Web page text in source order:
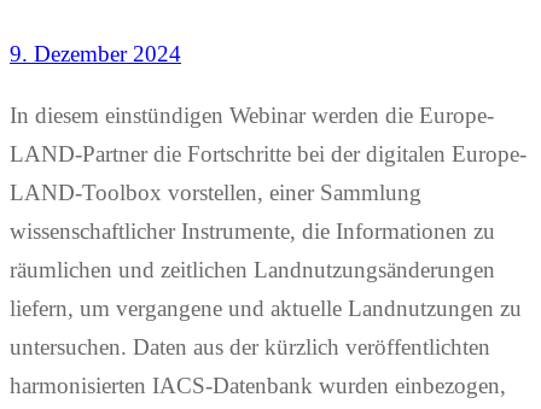
9. Dezember 2024
In diesem einstündigen Webinar werden die Europe-
LAND-Partner die Fortschritte bei der digitalen Europe-
LAND-Toolbox vorstellen, einer Sammlung
wissenschaftlicher Instrumente, die Informationen zu
räumlichen und zeitlichen Landnutzungsänderungen
liefern, um vergangene und aktuelle Landnutzungen zu
untersuchen. Daten aus der kürzlich veröffentlichten
harmonisierten IACS-Datenbank wurden einbezogen,